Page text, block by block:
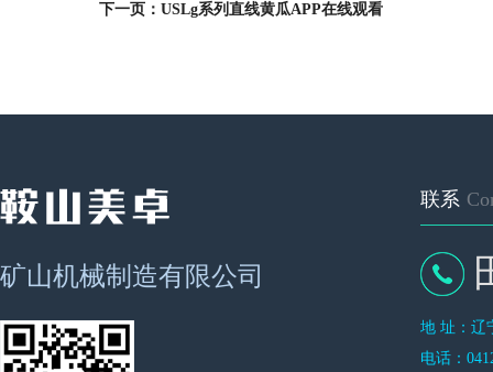
下一页：USLg系列直线黄瓜APP在线观看
矿山机械制造有限公司
联系
地 址
电话：